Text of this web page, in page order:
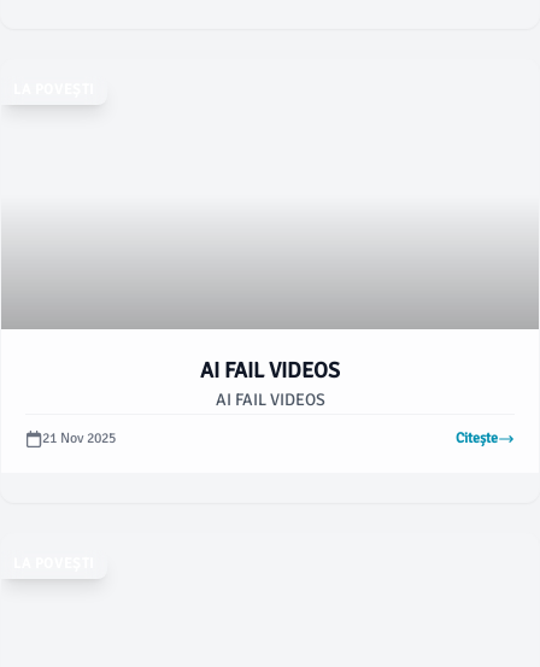
AI FAIL VIDEOS
AI FAIL VIDEOS
21 Nov 2025 Citește